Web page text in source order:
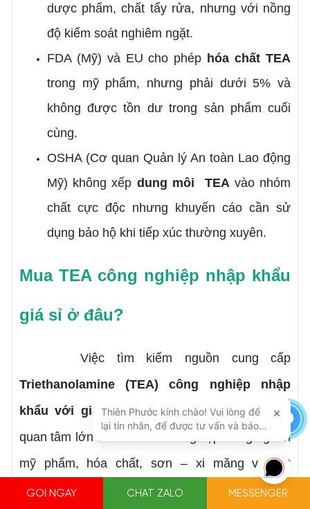
dược phẩm, chất tẩy rửa, nhưng với nồng
độ kiểm soát nghiêm ngặt.
FDA (Mỹ) và EU cho phép hóa chấtTEA
trong mỹ phẩm, nhưng phải dưới 5% và
không được tồn dư trong sản phẩm cuối
cùng.
OSHA (Cơ quan Quản lý An toàn Lao động
Mỹ) không xếp dung môi TEA vào nhóm
chất cực độc nhưng khuyến cáo cần sử
dụng bảo hộ khi tiếp xúc thường xuyên.
Mua TEA công nghiệp nhập khẩu
giá sỉ ở đâu?
Việc tìm kiếm nguồn cung cấp
Triethanolamine (TEA) công nghiệp nhập
khẩu với giá sỉ, chất lượng đảm bảo là mối
quan tâm lớn của các doanh nghiệp trong ngành
mỹ phẩm, hóa chất, sơn – xi măng và dệt
nhuộm. Để đảm bảo chất lượng nguyên liệu
GỌI NGAY CHAT ZALO MESSENGER